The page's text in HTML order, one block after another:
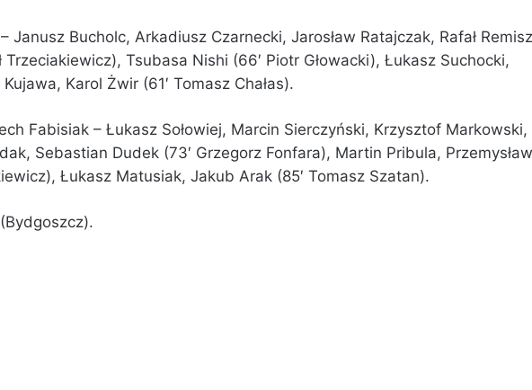
Janusz Bucholc, Arkadiusz Czarnecki, Jarosław Ratajczak, Rafał
Trzeciakiewicz), Tsubasa Nishi (66′ Piotr Głowacki), Łukasz Suchocki,
Karol Żwir (61′ Tomasz Chałas).
Fabisiak – Łukasz Sołowiej, Marcin Sierczyński, Krzysztof Markowski,
Sebastian Dudek (73′ Grzegorz Fonfara), Martin Pribula, Przemysław
Łukasz Matusiak, Jakub Arak (85′ Tomasz Szatan).